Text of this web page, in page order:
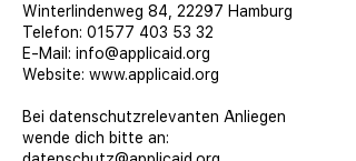
Winterlindenweg 84, 22297 Hamburg
Telefon: 01577 403 53 32
E-Mail: info@applicaid.org
Website: www.applicaid.org
Bei datenschutzrelevanten Anliegen
wende dich bitte an: